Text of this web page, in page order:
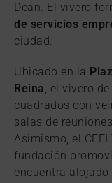
Dean. El vivero
de servicios
ciudad.
Ubicado en la
Reina, el vivero
cuadrados con
salas de
Asimismo, el
fundación
encuentra alojado